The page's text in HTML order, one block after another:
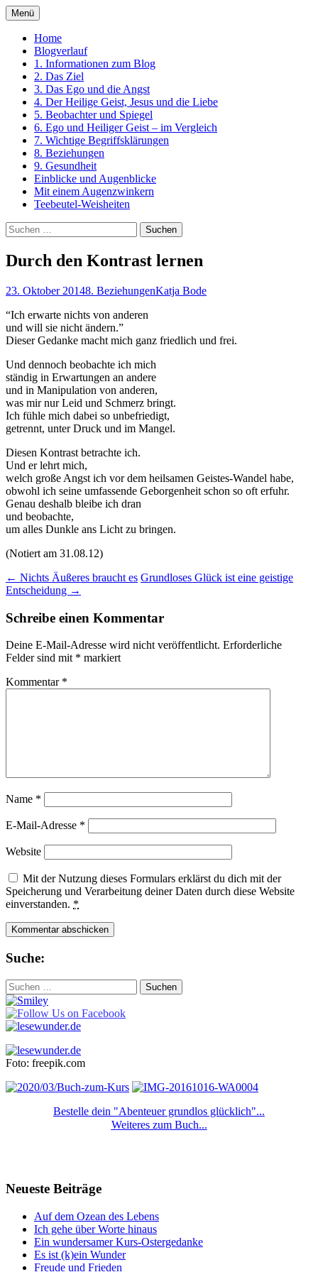
Zum
Inhalt
springen
Ein Kurs in Wundern
Menü
Home
Blogverlauf
1. Informationen zum Blog
2. Das Ziel
3. Das Ego und die Angst
4. Der Heilige Geist, Jesus und die Liebe
5. Beobachter und Spiegel
6. Ego und Heiliger Geist – im Vergleich
7. Wichtige Begriffsklärungen
8. Beziehungen
9. Gesundheit
Einblicke und Augenblicke
Mit einem Augenzwinkern
Teebeutel-Weisheiten
Suchen
nach:
Durch den Kontrast lernen
23. Oktober 20148. BeziehungenKatja Bode
“Ich erwarte nichts von anderen
und will sie nicht ändern.”
Dieser Gedanke macht mich ganz friedlich und frei.
Und dennoch beobachte ich mich
ständig in Erwartungen an andere
und in Manipulation von anderen,
was mir nur Leid und Schmerz bringt.
Ich fühle mich dabei so unbefriedigt,
getrennt, unter Druck und im Mangel.
Diesen Kontrast betrachte ich.
Und er lehrt mich,
welch große Angst ich vor dem heilsamen Geistes-Wandel habe,
obwohl ich seine umfassende Geborgenheit schon so oft erfuhr.
Genau deshalb bleibe ich dran
und beobachte,
um alles Dunkle ans Licht zu bringen.
(Notiert am 31.08.12)
Beitragsnavigation
← Nichts Äußeres braucht es Grundloses Glück ist eine geistige
Entscheidung →
Schreibe einen Kommentar
Deine E-Mail-Adresse wird nicht veröffentlicht. Erforderliche
Felder sind mit * markiert
Kommentar *
Name *
E-Mail-Adresse *
Website
Mit der Nutzung dieses Formulars erklärst du dich mit der
Speicherung und Verarbeitung deiner Daten durch diese Website
einverstanden. *
Suche:
Suchen
nach:
Foto: freepik.com
Bestelle dein "Abenteuer grundlos glücklich"...
Weiteres zum Buch...
Neueste Beiträge
Auf dem Ozean des Lebens
Ich gehe über Worte hinaus
Ein wundersamer Kurs-Ostergedanke
Es ist (k)ein Wunder
Freude und Frieden